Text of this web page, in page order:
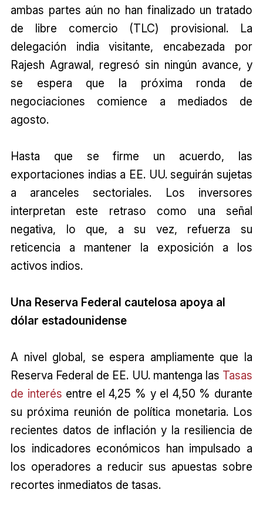
ambas partes aún no han finalizado un tratado
de libre comercio (TLC) provisional. La
delegación india visitante, encabezada por
Rajesh Agrawal, regresó sin ningún avance, y
se espera que la próxima ronda de
negociaciones comience a mediados de
agosto.
Hasta que se firme un acuerdo, las
exportaciones indias a EE. UU. seguirán sujetas
a aranceles sectoriales. Los inversores
interpretan este retraso como una señal
negativa, lo que, a su vez, refuerza su
reticencia a mantener la exposición a los
activos indios.
Una Reserva Federal cautelosa apoya al
dólar estadounidense
A nivel global, se espera ampliamente que la
Reserva Federal de EE. UU. mantenga las Tasas
de interés entre el 4,25 % y el 4,50 % durante
su próxima reunión de política monetaria. Los
recientes datos de inflación y la resiliencia de
los indicadores económicos han impulsado a
los operadores a reducir sus apuestas sobre
recortes inmediatos de tasas.